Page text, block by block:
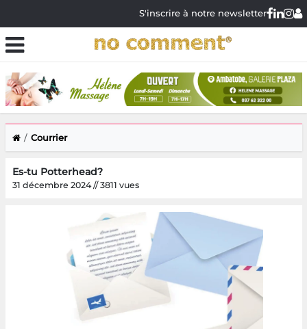
S'inscrire à notre newsletter
Courrier
Es-tu Potterhead?
31 décembre 2024 // 3811 vues